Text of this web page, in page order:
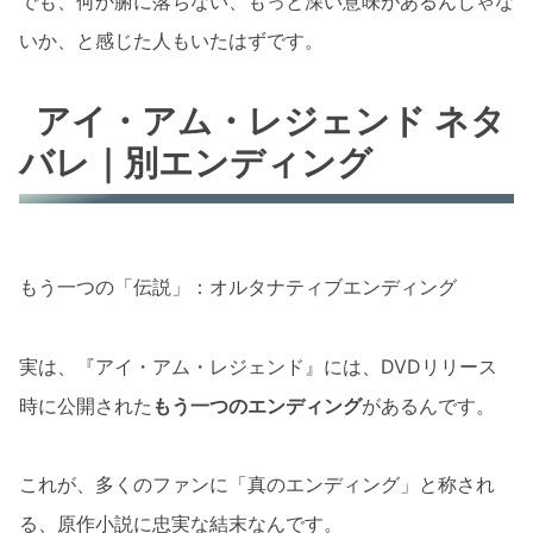
いか、と感じた人もいたはずです。
アイ・アム・レジェンド ネタ
バレ｜別エンディング
もう一つの「伝説」：オルタナティブエンディング
実は、『アイ・アム・レジェンド』には、DVDリリース
時に公開された もう一つのエンディングがあるんです。
これが、多くのファンに「真のエンディング」と称され
る、原作小説に忠実な結末なんです。